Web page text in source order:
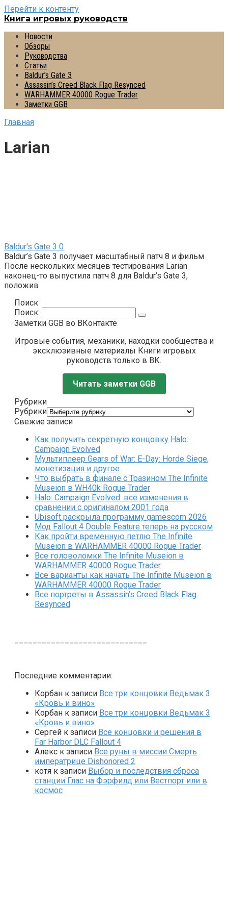
Перейти к контенту
Книга игровых руководств
Новости
Обзоры
Руководства
Статьи
Baldur’s Gate 3
Assassin’s Creed Black Flag Resynced
WARHAMMER 40000 Rogue Trader
Заметки GGB
Главная
Larian
Baldur's Gate 3 0
Baldur’s Gate 3 получает масштабный патч 8 и фильм
После нескольких месяцев тестирования Larian
наконец-то выпустила патч 8 для Baldur’s Gate 3,
положив
Поиск
Поиск:
Заметки GGB во ВКонтакте
Игровые события, механики, находки сообщества и
эксклюзивные материалы Книги игровых
руководств только в ВК.
Читать заметки GGB
Рубрики
Рубрики
Свежие записи
Как получить секретную концовку Halo:
Campaign Evolved
Мультиплеер Gears of War: E-Day: Horde Siege,
монетизация и другое
Что выбрать в финале с Тразином The Infinite
Museion в WH40k Rogue Trader
Halo: Campaign Evolved: все изменения в
сравнении с оригиналом 2001 года
Ubisoft раскрыла программу gamescom 2026
Мод Fallout 4 Double Feature теперь на русском
Как пройти временную петлю The Infinite
Museion в WARHAMMER 40000 Rogue Trader
Все головоломки The Infinite Museion в
WARHAMMER 40000 Rogue Trader
Все варианты как начать The Infinite Museion в
WARHAMMER 40000 Rogue Trader
Все портреты в Assassin’s Creed Black Flag
Resynced
Последние комментарии:
Корбан к записи Все три концовки Ведьмак 3
«Кровь и вино»
Корбан к записи Все три концовки Ведьмак 3
«Кровь и вино»
Сергей к записи Все концовки и решения в
Far Harbor DLC Fallout 4
Алекс к записи Все руны в миссии Смерть
императрице Dishonored 2
котя к записи Выбор и последствия сброса
станции Глас на Фэрфилд или Вестпорт или в
космос